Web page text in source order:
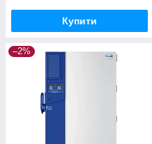
Купити
–2%